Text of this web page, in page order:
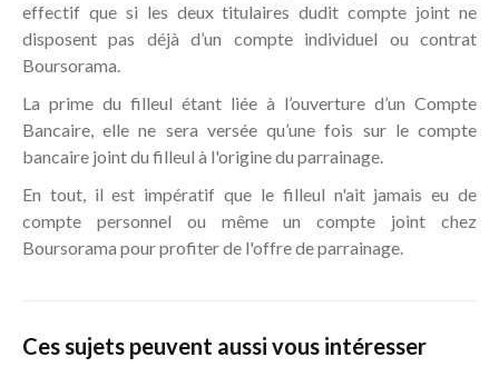
effectif que si les deux titulaires dudit compte joint ne
disposent pas déjà d’un compte individuel ou contrat
Boursorama.
La prime du filleul étant liée à l’ouverture d’un Compte
Bancaire, elle ne sera versée qu’une fois sur le compte
bancaire joint du filleul à l'origine du parrainage.
En tout, il est impératif que le filleul n'ait jamais eu de
compte personnel ou même un compte joint chez
Boursorama pour profiter de l'offre de parrainage.
Ces sujets peuvent aussi vous intéresser